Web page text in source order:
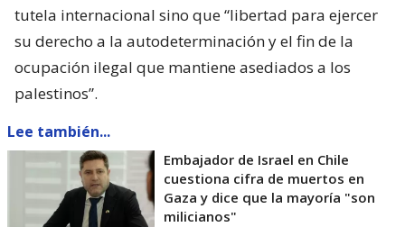
tutela internacional sino que “libertad para ejercer
su derecho a la autodeterminación y el fin de la
ocupación ilegal que mantiene asediados a los
palestinos”.
Lee también...
Embajador de Israel en Chile
cuestiona cifra de muertos en
Gaza y dice que la mayoría "son
milicianos"